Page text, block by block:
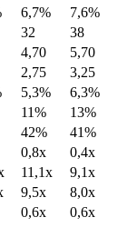
6,7%
7,6%
32
38
4,70
5,70
2,75
3,25
5,3%
6,3%
11%
13%
42%
41%
0,8x
0,4x
11,1x
9,1x
9,5x
8,0x
0,6x 0,6x